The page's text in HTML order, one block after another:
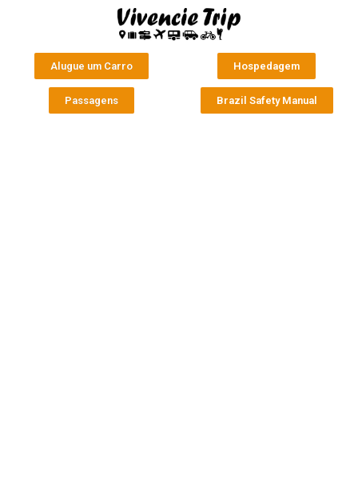
Alugue um Carro Hospedagem
Passagens Brazil Safety Manual